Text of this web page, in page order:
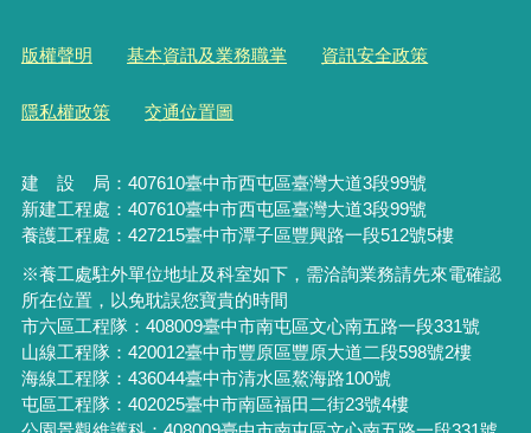
版權聲明 基本資訊及業務職掌 資訊安全政策
隱私權政策 交通位置圖
建 設 局： 407610臺中市西屯區臺灣大道3段99號
新建工程處：407610臺中市西屯區臺灣大道3段99號
養護工程處：427215臺中市潭子區豐興路一段512號5樓
※養工處駐外單位地址及科室如下，需洽詢業務請先來電確認
所在位置，以免耽誤您寶貴的時間
市六區工程隊：408009臺中市南屯區文心南五路一段331號
山線工程隊：420012臺中市豐原區豐原大道二段598號2樓
海線工程隊：436044臺中市清水區鰲海路100號
屯區工程隊：402025臺中市南區福田二街23號4樓